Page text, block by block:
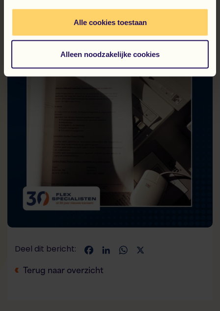
Alle cookies toestaan
Alleen noodzakelijke cookies
Deel dit bericht: FacebookLinkedInWhatsApp
Terug naar overzicht